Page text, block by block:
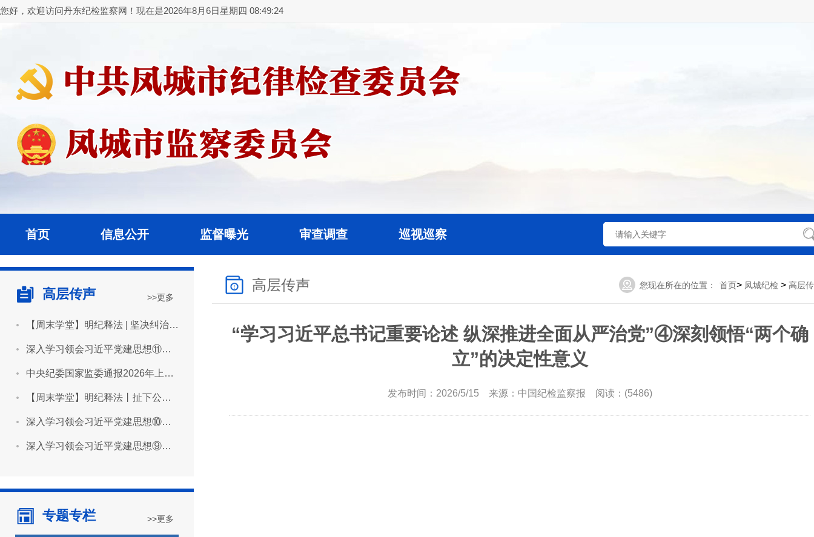
您好，欢迎访问丹东纪检监察网！现在是2026年8月6日星期四 08:49:25
首页 信息公开 监督曝光 审查调查 巡视巡察
高层传声 >>更多
【周末学堂】明纪释法 | 坚决纠治“形象工程”“政绩工程”
深入学习领会习近平党建思想⑪坚持用严明的纪律管全党治全党
中央纪委国家监委通报2026年上半年全国纪检监察机关监督检查审查调查情况
【周末学堂】明纪释法丨扯下公款旅游的“隐身衣”
深入学习领会习近平党建思想⑩坚持推进作风建设常态化长效化
深入学习领会习近平党建思想⑨坚持建设堪当民族复兴重任的高素质干部队伍
专题专栏 >>更多
高层传声 您现在所在的位置： 首页> 凤城纪检 > 高层
“学习习近平总书记重要论述 纵深推进全面从严治党”④深刻领悟“两个确
立”的决定性意义
发布时间：2026/5/15 来源：中国纪检监察报 阅读：(5486)